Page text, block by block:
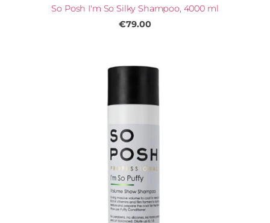
So Posh I'm So Silky Shampoo, 4000 ml
€79.00